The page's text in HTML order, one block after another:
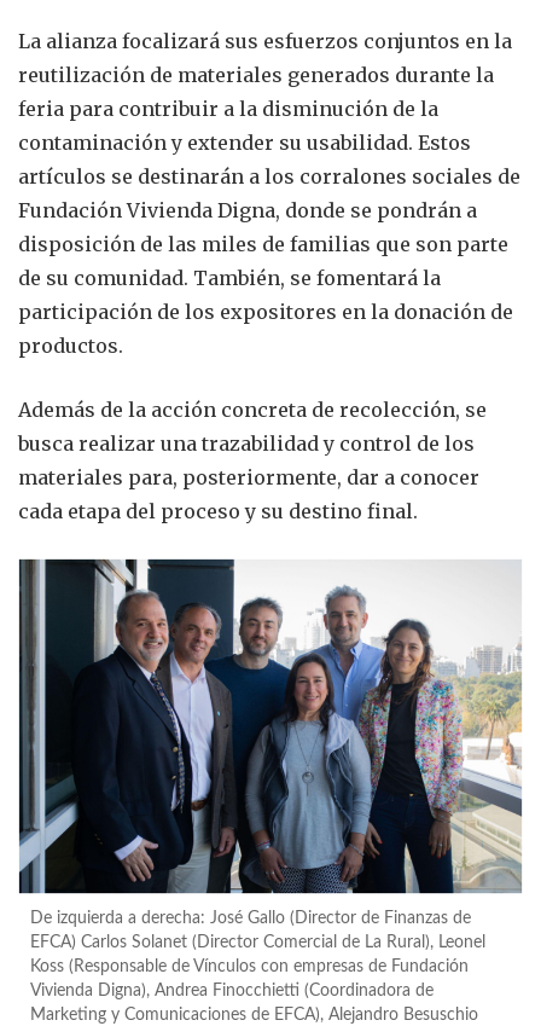
La alianza focalizará sus esfuerzos conjuntos en la
reutilización de materiales generados durante la
feria para contribuir a la disminución de la
contaminación y extender su usabilidad. Estos
artículos se destinarán a los corralones sociales de
Fundación Vivienda Digna, donde se pondrán a
disposición de las miles de familias que son parte
de su comunidad. También, se fomentará la
participación de los expositores en la donación de
productos.
Además de la acción concreta de recolección, se
busca realizar una trazabilidad y control de los
materiales para, posteriormente, dar a conocer
cada etapa del proceso y su destino final.
De izquierda a derecha: José Gallo (Director de Finanzas de
EFCA) Carlos Solanet (Director Comercial de La Rural), Leonel
Koss (Responsable de Vínculos con empresas de Fundación
Vivienda Digna), Andrea Finocchietti (Coordinadora de
Marketing y Comunicaciones de EFCA), Alejandro Besuschio